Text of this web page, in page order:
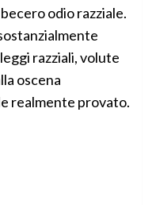
odio razziale.
razziali, volute
oscena
realmente provato.